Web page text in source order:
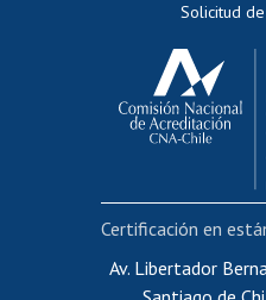
Cursos
Bienestar
Portal de
Certificado de
Solicitud
Av. Libertador
Certificación en